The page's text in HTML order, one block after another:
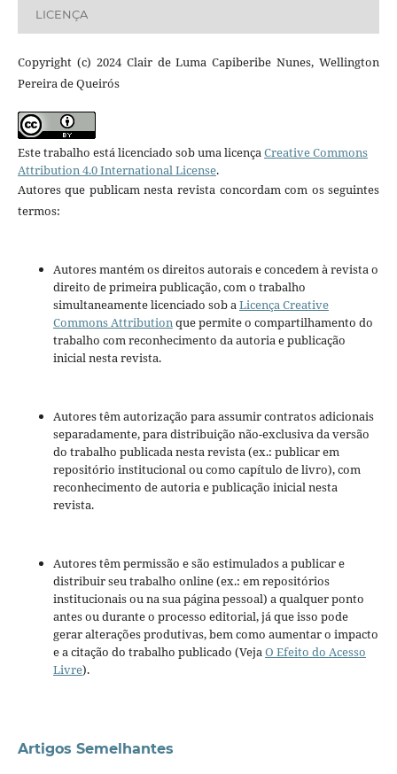
LICENÇA
Copyright (c) 2024 Clair de Luma Capiberibe Nunes, Wellington
Pereira de Queirós
Este trabalho está licenciado sob uma licençaCreative Commons
Attribution 4.0 International License.
Autores que publicam nesta revista concordam com os seguintes
termos:
Autores mantém os direitos autorais e concedem à revista o
direito de primeira publicação, com o trabalho
simultaneamente licenciado sob aLicença Creative
Commons Attributionque permite o compartilhamento do
trabalho com reconhecimento da autoria e publicação
inicial nesta revista.
Autores têm autorização para assumir contratos adicionais
separadamente, para distribuição não-exclusiva da versão
do trabalho publicada nesta revista (ex.: publicar em
repositório institucional ou como capítulo de livro), com
reconhecimento de autoria e publicação inicial nesta
revista.
Autores têm permissão e são estimulados a publicar e
distribuir seu trabalho online (ex.: em repositórios
institucionais ou na sua página pessoal) a qualquer ponto
antes ou durante o processo editorial, já que isso pode
gerar alterações produtivas, bem como aumentar o impacto
e a citação do trabalho publicado (VejaO Efeito do Acesso
Livre).
Artigos Semelhantes